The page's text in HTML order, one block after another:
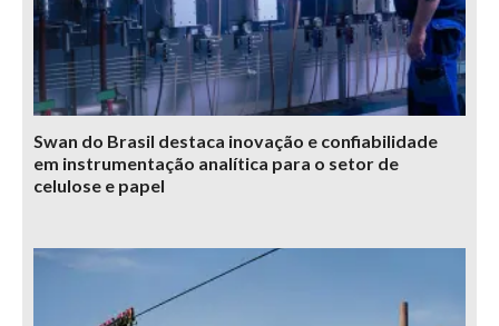
Swan do Brasil destaca inovação e confiabilidade
em instrumentação analítica para o setor de
celulose e papel